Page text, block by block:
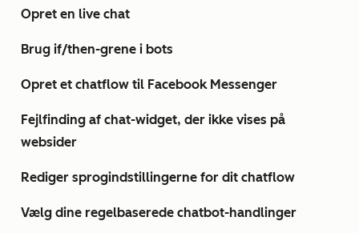
Opret en live chat
Brug if/then-grene i bots
Opret et chatflow til Facebook Messenger
Fejlfinding af chat-widget, der ikke vises på
websider
Rediger sprogindstillingerne for dit chatflow
Vælg dine regelbaserede chatbot-handlinger